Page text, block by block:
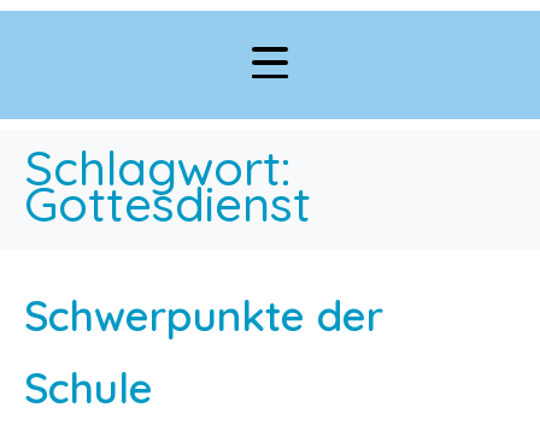
Schlagwort:
Gottesdienst
Schwerpunkte der
Schule